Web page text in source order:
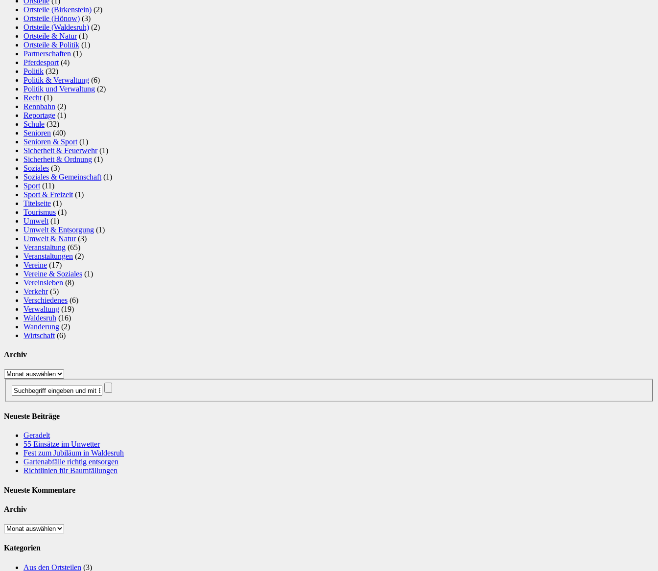
Ortsteile (Birkenstein) (2)
Ortsteile (Hönow) (3)
Ortsteile (Waldesruh) (2)
Ortsteile & Natur(1)
Ortsteile & Politik (1)
Partnerschaften (1)
Pferdesport (4)
Politik (32)
Politik & Verwaltung (6)
Politik und Verwaltung (2)
Recht (1)
Rennbahn (2)
Reportage (1)
Schule (32)
Senioren (40)
Senioren & Sport (1)
Sicherheit & Feuerwehr(1)
Sicherheit & Ordnung (1)
Soziales (3)
Soziales & Gemeinschaft (1)
Sport (11)
Sport & Freizeit (1)
Titelseite (1)
Tourismus (1)
Umwelt (1)
Umwelt & Entsorgung (1)
Umwelt & Natur(3)
Veranstaltung (65)
Veranstaltungen (2)
Vereine (17)
Vereine & Soziales (1)
Vereinsleben (8)
Verkehr(5)
Verschiedenes (6)
Verwaltung (19)
Waldesruh (16)
Wanderung (2)
Wirtschaft (6)
Archiv
Archiv
Neueste Beiträge
Geradelt
​55 Einsätze im Unwetter
Fest zum Jubiläum in Waldesruh
Gartenabfälle richtig entsorgen
Richtlinien für Baumfällungen
Neueste Kommentare
Archiv
Archiv
Kategorien
Aus den Ortsteilen (3)